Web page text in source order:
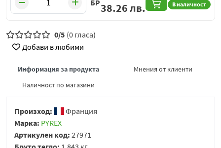
БР В наличност
38.26лв.
0/5 (0 гласа)
Добави в любими
Информация за продукта
Мнения от клиенти
Наличност по магазини
Произход:
Франция
Марка: PYREX
Артикулен код: 27971